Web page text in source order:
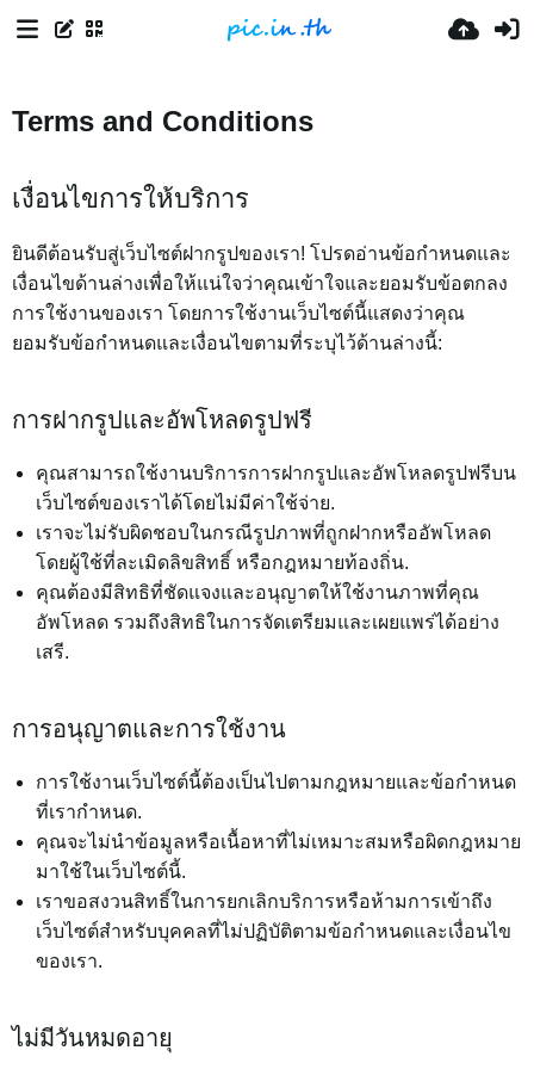
Terms and Conditions
เงื่อนไขการให้บริการ
ยินดีต้อนรับสู่เว็บไซต์ฝากรูปของเรา! โปรดอ่านข้อกำหนดและ
เงื่อนไขด้านล่างเพื่อให้แน่ใจว่าคุณเข้าใจและยอมรับข้อตกลง
การใช้งานของเรา โดยการใช้งานเว็บไซต์นี้แสดงว่าคุณ
ยอมรับข้อกำหนดและเงื่อนไขตามที่ระบุไว้ด้านล่างนี้:
การฝากรูปและอัพโหลดรูปฟรี
คุณสามารถใช้งานบริการการฝากรูปและอัพโหลดรูปฟรีบน
เว็บไซต์ของเราได้โดยไม่มีค่าใช้จ่าย.
เราจะไม่รับผิดชอบในกรณีรูปภาพที่ถูกฝากหรืออัพโหลด
โดยผู้ใช้ที่ละเมิดลิขสิทธิ์ หรือกฎหมายท้องถิ่น.
คุณต้องมีสิทธิที่ชัดแจงและอนุญาตให้ใช้งานภาพที่คุณ
อัพโหลด รวมถึงสิทธิในการจัดเตรียมและเผยแพร่ได้อย่าง
เสรี.
การอนุญาตและการใช้งาน
การใช้งานเว็บไซต์นี้ต้องเป็นไปตามกฎหมายและข้อกำหนด
ที่เรากำหนด.
คุณจะไม่นำข้อมูลหรือเนื้อหาที่ไม่เหมาะสมหรือผิดกฎหมาย
มาใช้ในเว็บไซต์นี้.
เราขอสงวนสิทธิ์ในการยกเลิกบริการหรือห้ามการเข้าถึง
เว็บไซต์สำหรับบุคคลที่ไม่ปฏิบัติตามข้อกำหนดและเงื่อนไข
ของเรา.
ไม่มีวันหมดอายุ